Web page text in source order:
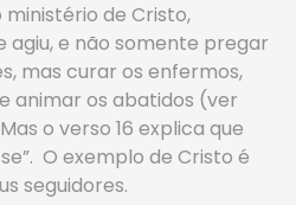
de Cristo,
agiu, e não somente pregar
mas curar os enfermos,
animar os abatidos (ver
Mas o verso 16 explica que
O exemplo de Cristo é
seguidores.